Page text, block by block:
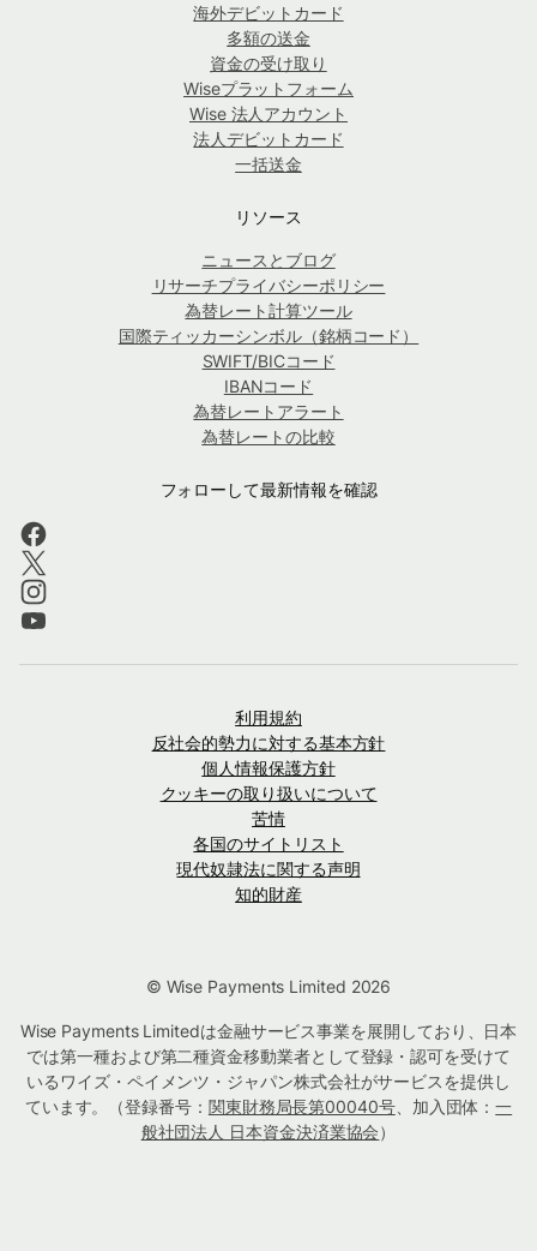
海外デビットカード
多額の送金
資金の受け取り
Wiseプラットフォーム
Wise 法人アカウント
法人デビットカード
一括送金
リソース
ニュースとブログ
リサーチプライバシーポリシー
為替レート計算ツール
国際ティッカーシンボル（銘柄コード）
SWIFT/BICコード
IBANコード
為替レートアラート
為替レートの比較
フォローして最新情報を確認
利用規約
反社会的勢力に対する基本方針
個人情報保護方針
クッキーの取り扱いについて
苦情
各国のサイトリスト
現代奴隷法に関する声明
知的財産
© Wise Payments Limited 2026
Wise Payments Limitedは金融サービス事業を展開しており、日本
では第一種および第二種資金移動業者として登録・認可を受けて
いるワイズ・ペイメンツ・ジャパン株式会社がサービスを提供し
ています。（登録番号： 関東財務局長第00040号、加入団体：一
般社団法人 日本資金決済業協会）